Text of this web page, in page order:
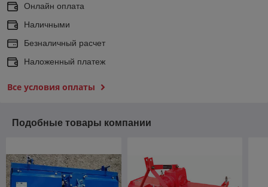
Онлайн оплата
Наличными
Безналичный расчет
Наложенный платеж
Все условия оплаты
Подобные товары компании